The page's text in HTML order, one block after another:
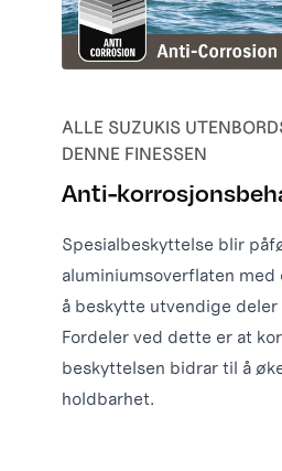
ALLE SUZUKIS
DENNE FINESSEN
Anti-
Spesialbeskyttelse blir
aluminiumsoverflaten
å beskytte utvendige deler
Fordeler ved dette er at
beskyttelsen bidrar til å
holdbarhet.